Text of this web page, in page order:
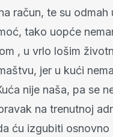
račun, te su odmah
tako uopće
, u vrlo lošim
jer u kući
nije naša, pa se
na trenutnoj
ću izgubiti osnovno